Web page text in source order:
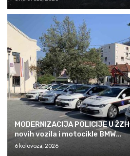
MODERNIZACIJA POLICIJE U
novih vozila i motocikle BMW...
6 kolovoza, 2026